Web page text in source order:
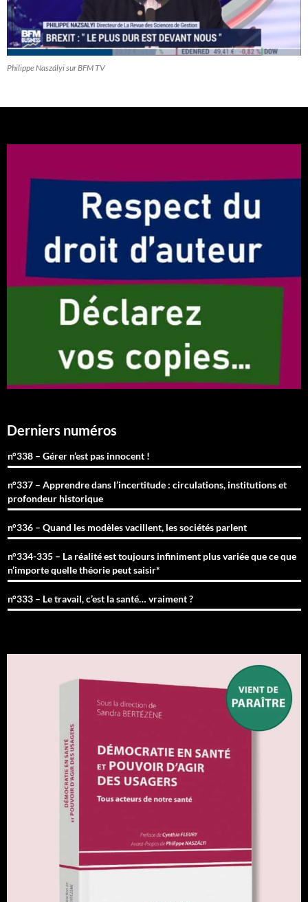
Philippe Naszályi sur BFM TV
Derniers numéros
n°338 – Gérer n’est pas innocent !
n°337 – Apprendre dans l’incertitude : circulations, institutions et
profondeur historique
n°336 – Quand les modèles vacillent, les sociétés parlent
n°334-335 – La réalité est toujours infiniment plus variée que ce que
n’importe quelle théorie peut saisir*
n°333 – Le travail, c’est la santé… vraiment ?